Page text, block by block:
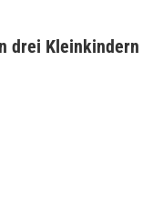
drei Kleinkindern